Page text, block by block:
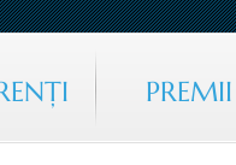
PREMII